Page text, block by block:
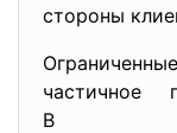
стороны
частичное
В